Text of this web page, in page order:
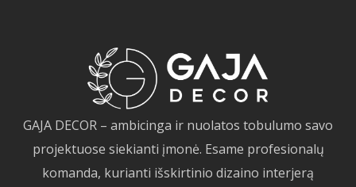
GAJA DECOR – ambicinga ir nuolatos tobulumo savo
projektuose siekianti įmonė. Esame profesionalų
komanda, kurianti išskirtinio dizaino interjerą